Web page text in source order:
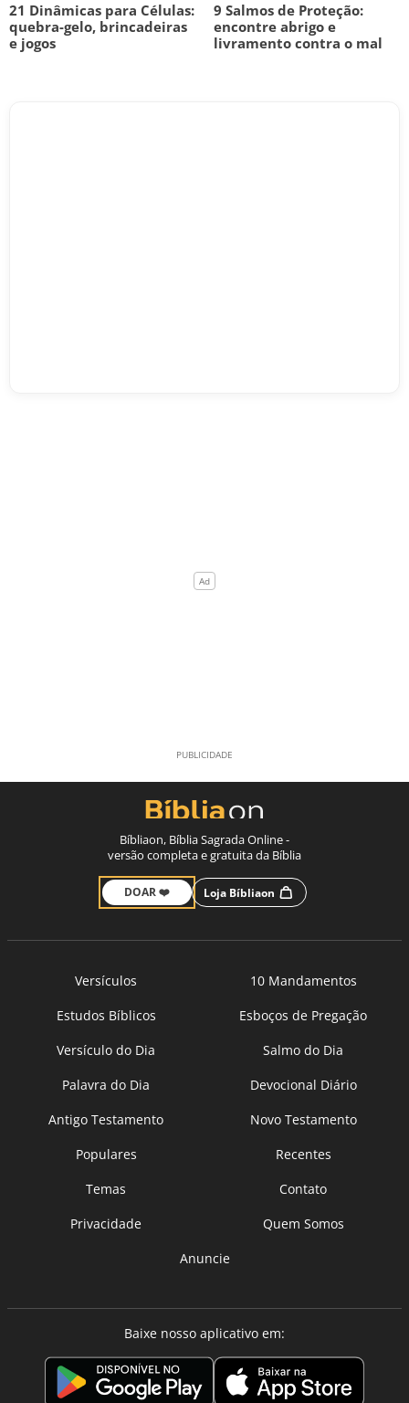
21 Dinâmicas para Células:
quebra-gelo, brincadeiras
e jogos
9 Salmos de Proteção:
encontre abrigo e
livramento contra o mal
Bíbliaon, Bíblia Sagrada Online -
versão completa e gratuita da Bíblia
DOAR ❤️ Loja Bíbliaon
Versículos
10 Mandamentos
Estudos Bíblicos
Esboços de Pregação
Versículo do Dia
Salmo do Dia
Palavra do Dia
Devocional Diário
Antigo Testamento
Novo Testamento
Populares
Recentes
Temas
Contato
Privacidade
Quem Somos
Anuncie
Baixe nosso aplicativo em: